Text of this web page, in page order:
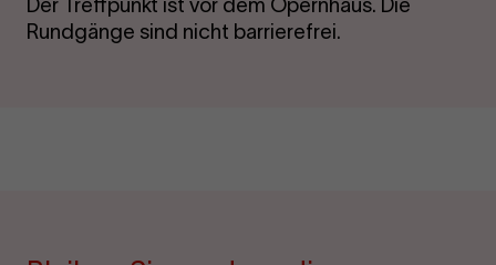
Der Treffpunkt ist vor dem Opernhaus. Die
Rundgänge sind nicht barrierefrei.